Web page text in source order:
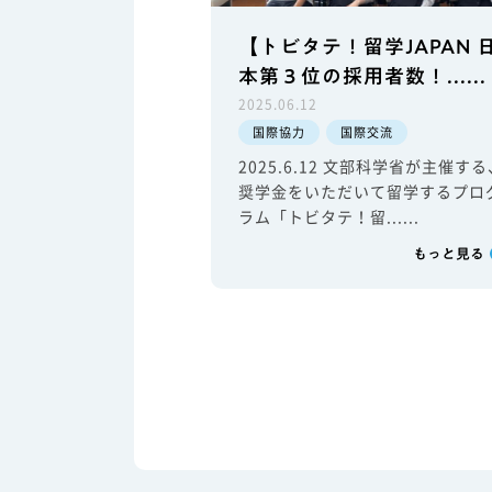
【トビタテ！留学JAPAN 日
本第３位の採用者数！......
2025.06.12
国際協力 国際交流
2025.6.12 文部科学省が主催する、
奨学金をいただいて留学するプロ
ラム「トビタテ！留......
もっと見る